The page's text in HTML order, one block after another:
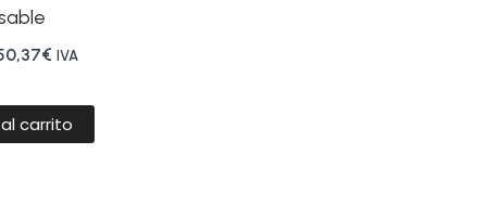
€ IVA
carrito